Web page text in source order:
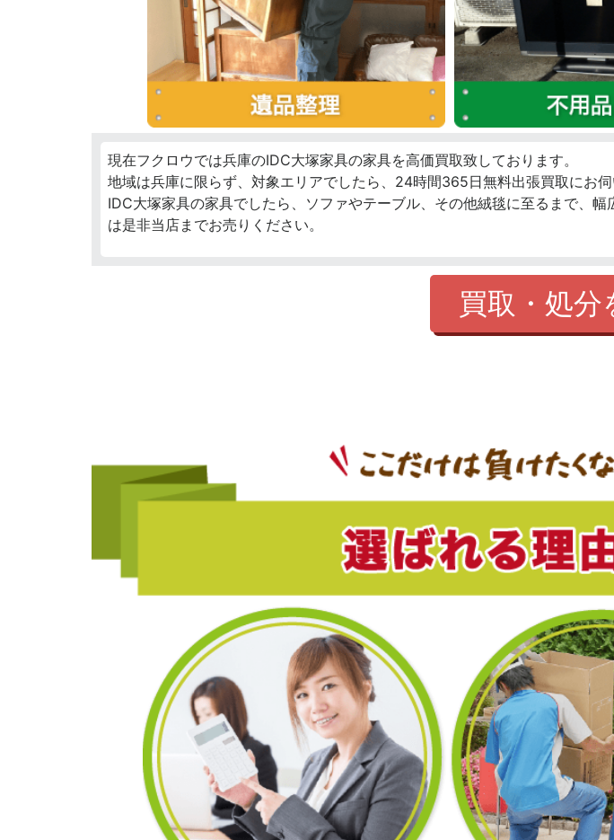
現在フクロウでは兵庫のIDC大塚家具の家具を高価買取致しております。
地域は兵庫に限らず、対象エリアでしたら、24時間365日無料出張買取にお伺
IDC大塚家具の家具でしたら、ソファやテーブル、その他絨毯に至るまで、
は是非当店までお売りください。
買取・処分